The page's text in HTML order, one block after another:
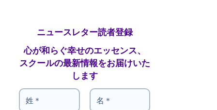
ニュースレター読者登録
心が和らぐ幸せのエッセンス、
スクールの最新情報をお届けいた
します